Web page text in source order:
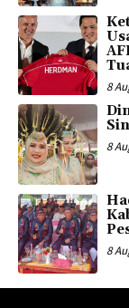
8
8
8